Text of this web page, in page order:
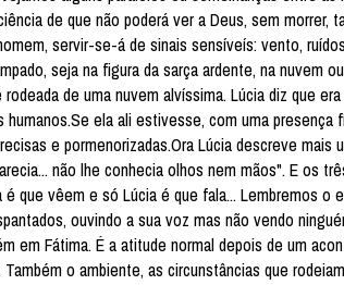
de que não poderá ver a Deus, sem morrer,
servir-se-á de sinais sensíveís: vento,
seja na figura da sarça ardente, na nuvem
de uma nuvem alvíssima. Lúcia diz que
ela ali estivesse, com uma
e pormenorizadas.Ora Lúcia descreve mais
não lhe conhecia olhos nem mãos". E os
que vêem e só Lúcia é que fala... Lembremos o
ouvindo a sua voz mas não vendo
em Fátima. É a atitude normal depois de um
o ambiente, as circunstâncias que